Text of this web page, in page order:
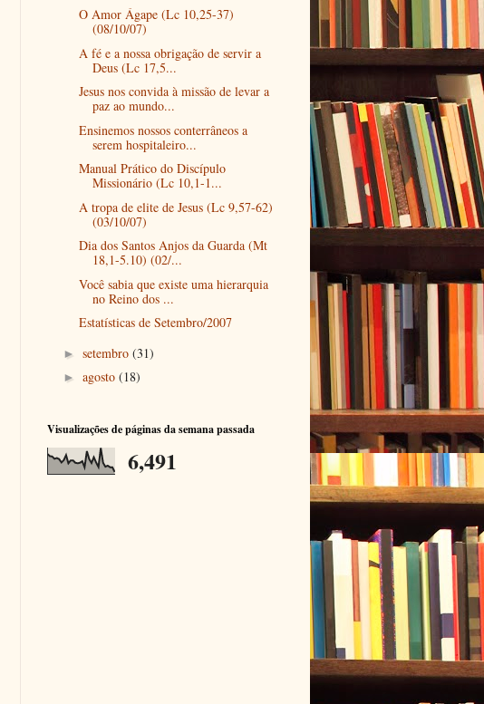
O Amor Ágape (Lc 10,25-37)
(08/10/07)
A fé e a nossa obrigação de servir a
Deus (Lc 17,5...
Jesus nos convida à missão de levar a
paz ao mundo...
Ensinemos nossos conterrâneos a
serem hospitaleiro...
Manual Prático do Discípulo
Missionário (Lc 10,1-1...
A tropa de elite de Jesus (Lc 9,57-62)
(03/10/07)
Dia dos Santos Anjos da Guarda (Mt
18,1-5.10) (02/...
Você sabia que existe uma hierarquia
no Reino dos ...
Estatísticas de Setembro/2007
► setembro (31)
► agosto (18)
Visualizações de páginas da semana passada
6,491